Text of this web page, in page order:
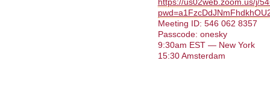
Meeting ID: 546 062 8357
Passcode: onesky
9:30am EST — New York
15:30 Amsterdam